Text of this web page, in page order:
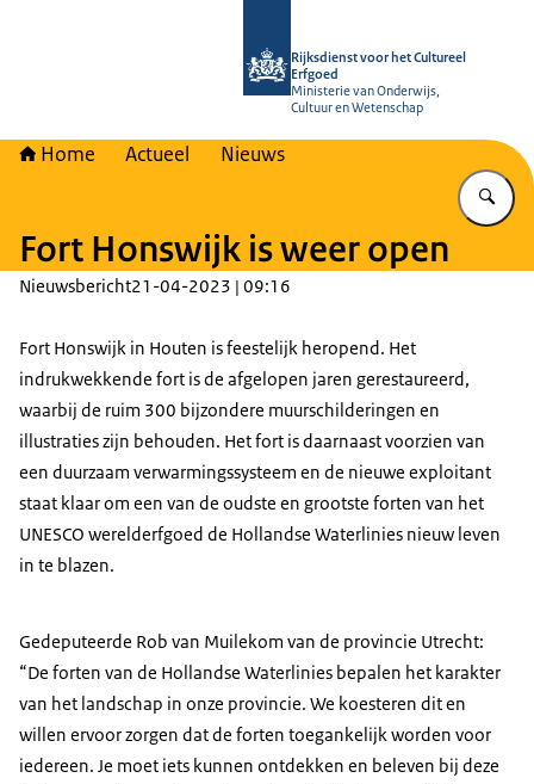
Rijksdienst voor het Cultureel
Erfgoed
Ministerie van Onderwijs,
Cultuur en Wetenschap
Home Actueel Nieuws
Fort Honswijk is weer open
Nieuwsbericht21-04-2023 | 09:16
Fort Honswijk in Houten is feestelijk heropend. Het
indrukwekkende fort is de afgelopen jaren gerestaureerd,
waarbij de ruim 300 bijzondere muurschilderingen en
illustraties zijn behouden. Het fort is daarnaast voorzien van
een duurzaam verwarmingssysteem en de nieuwe exploitant
staat klaar om een van de oudste en grootste forten van het
UNESCO werelderfgoed de Hollandse Waterlinies nieuw leven
in te blazen.
Gedeputeerde Rob van Muilekom van de provincie Utrecht:
De forten van de Hollandse Waterlinies bepalen het karakter
van het landschap in onze provincie. We koesteren dit en
willen ervoor zorgen dat de forten toegankelijk worden voor
iedereen. Je moet iets kunnen ontdekken en beleven bij deze